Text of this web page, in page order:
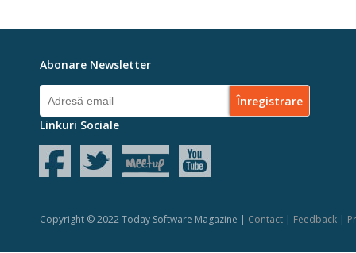
Abonare Newsletter
Linkuri Sociale
Copyright © 2022 Today Software Magazine | Contact | Feedback |